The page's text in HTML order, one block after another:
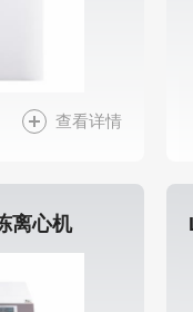
查看详情
离心机